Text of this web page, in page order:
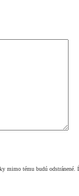
mimo tému budú odstránené.